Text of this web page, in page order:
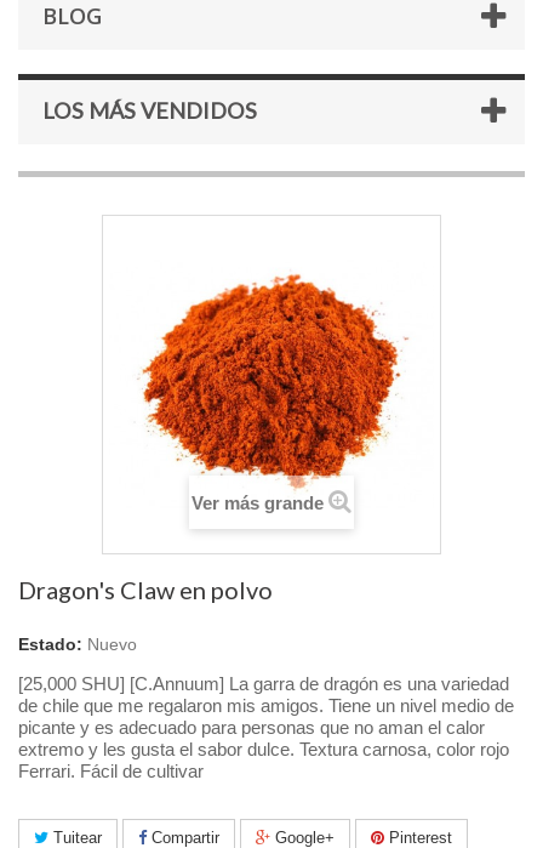
BLOG
LOS MÁS VENDIDOS
Ver más grande
Dragon's Claw en polvo
Estado: Nuevo
[25,000 SHU] [C.Annuum] La garra de dragón es una variedad
de chile que me regalaron mis amigos. Tiene un nivel medio de
picante y es adecuado para personas que no aman el calor
extremo y les gusta el sabor dulce. Textura carnosa, color rojo
Ferrari. Fácil de cultivar
Tuitear Compartir Google+ Pinterest